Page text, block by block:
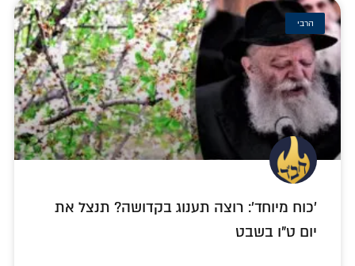
הרבי
'כוח מיוחד': רוצה תענוג בקדושה? תנצל את
יום ט"ו בשבט